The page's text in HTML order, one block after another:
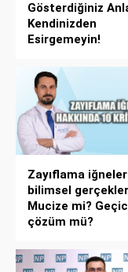
Gösterdiğiniz
Kendinizden
Esirgemeyin!
Zayıflama
bilimsel
Mucize mi?
çözüm mü?